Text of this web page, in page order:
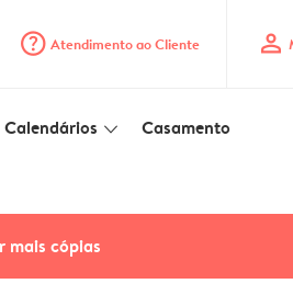
question_mark_circle Atendimento ao Cliente profile
Calendários slim_arrow_down Casamento
mais cópias